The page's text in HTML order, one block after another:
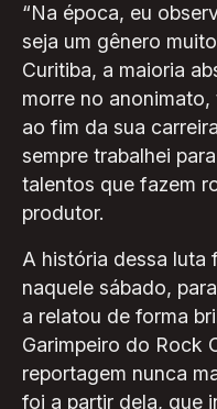
“Na época, eu
seja um gênero
Curitiba, a maioria
morre no
ao fim da sua
sempre trabalhei
talentos que fazem
produtor.
A história dessa luta
naquele sábado,
a relatou de forma
Garimpeiro do Rock
reportagem nunca
foi a partir dela, que